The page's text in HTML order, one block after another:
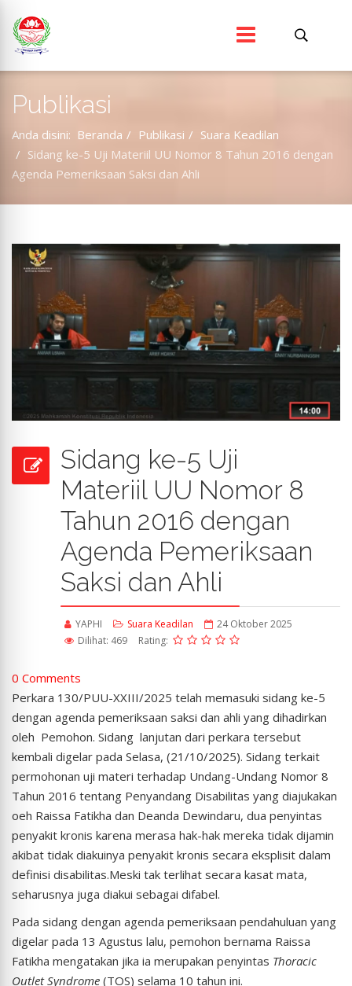
Publikasi
Anda disini: Beranda Publikasi
Suara Keadilan
Sidang ke-5 Uji Materiil UU Nomor 8 Tahun 2016 dengan
Agenda Pemeriksaan Saksi dan Ahli
Sidang ke-5 Uji
Materiil UU Nomor 8
Tahun 2016 dengan
Agenda Pemeriksaan
Saksi dan Ahli
YAPHI Suara Keadilan
24 Oktober 2025
Dilihat: 469
Rating:
0 Comments
Perkara 130/PUU-XXIII/2025 telah memasuki sidang ke-5
dengan agenda pemeriksaan saksi dan ahli yang dihadirkan
oleh Pemohon. Sidang lanjutan dari perkara tersebut
kembali digelar pada Selasa, (21/10/2025). Sidang terkait
permohonan uji materi terhadap Undang-Undang Nomor 8
Tahun 2016 tentang Penyandang Disabilitas yang diajukakan
oeh Raissa Fatikha dan Deanda Dewindaru, dua penyintas
penyakit kronis karena merasa hak-hak mereka tidak dijamin
akibat tidak diakuinya penyakit kronis secara eksplisit dalam
definisi disabilitas.Meski tak terlihat secara kasat mata,
seharusnya juga diakui sebagai difabel.
Pada sidang dengan agenda pemeriksaan pendahuluan yang
digelar pada 13 Agustus lalu, pemohon bernama Raissa
Fatikha mengatakan jika ia merupakan penyintas Thoracic
Outlet Syndrome (TOS) selama 10 tahun ini.